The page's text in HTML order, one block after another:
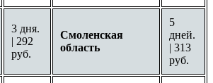
3 дня.
| 292
руб.
Смоленская
область
5
дней.
| 313
руб.